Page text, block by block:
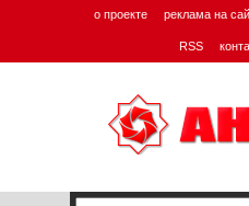
о проекте реклама на
RSS